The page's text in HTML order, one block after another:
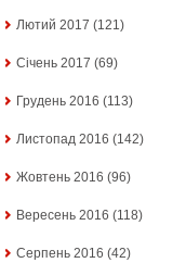
Лютий 2017 (121)
Січень 2017 (69)
Грудень 2016 (113)
Листопад 2016 (142)
Жовтень 2016 (96)
Вересень 2016 (118)
Серпень 2016 (42)